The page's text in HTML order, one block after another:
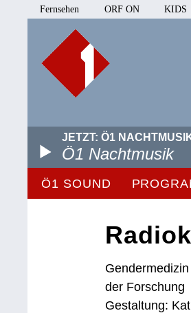
Fernsehen ORF ON KIDS
JETZT: Ö1
Ö1 Nachtmusik
Ö1 SOUND
der Forschung
Gestaltung: